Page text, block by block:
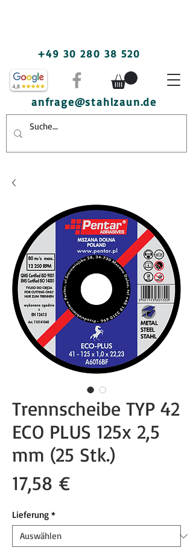
+49 30 280 38 520
anfrage@stahlzaun.de
Trennscheibe TYP 42
ECO PLUS 125x 2,5
mm (25 Stk.)
17,58 €Preis
Lieferung *